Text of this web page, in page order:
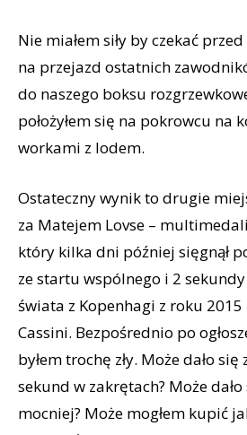
Nie miałem siły by czekać
na przejazd ostatnich
do naszego boksu
położyłem się na pokrowcu na
workami z lodem.
Ostateczny wynik to drugie
za Matejem Lovse –
który kilka dni później sięgnął
ze startu wspólnego i 2
świata z Kopenhagi z roku
Cassini. Bezpośrednio po
byłem trochę zły. Może dało się
sekund w zakrętach? Może
mocniej? Może mogłem kupić